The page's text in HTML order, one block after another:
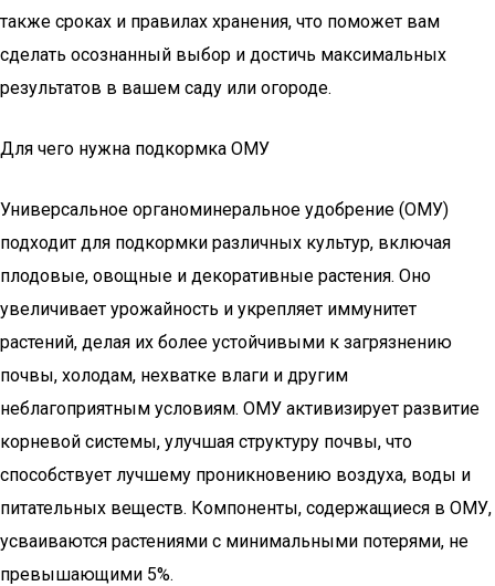
также сроках и правилах хранения, что поможет вам
сделать осознанный выбор и достичь максимальных
результатов в вашем саду или огороде.
Для чего нужна подкормка ОМУ
Универсальное органоминеральное удобрение (ОМУ)
подходит для подкормки различных культур, включая
плодовые, овощные и декоративные растения. Оно
увеличивает урожайность и укрепляет иммунитет
растений, делая их более устойчивыми к загрязнению
почвы, холодам, нехватке влаги и другим
неблагоприятным условиям. ОМУ активизирует развитие
корневой системы, улучшая структуру почвы, что
способствует лучшему проникновению воздуха, воды и
питательных веществ. Компоненты, содержащиеся в ОМУ,
усваиваются растениями с минимальными потерями, не
превышающими 5%.